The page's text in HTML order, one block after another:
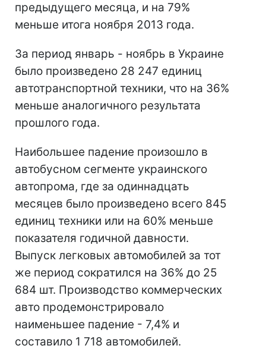
предыдущего месяца, и на 79%
меньше итога ноября 2013 года.
За период январь - ноябрь в Украине
было произведено 28 247 единиц
автотранспортной техники, что на 36%
меньше аналогичного результата
прошлого года.
Наибольшее падение произошло в
автобусном сегменте украинского
автопрома, где за одиннадцать
месяцев было произведено всего 845
единиц техники или на 60% меньше
показателя годичной давности.
Выпуск легковых автомобилей за тот
же период сократился на 36% до 25
684 шт. Производство коммерческих
авто продемонстрировало
наименьшее падение - 7,4% и
составило 1 718 автомобилей.